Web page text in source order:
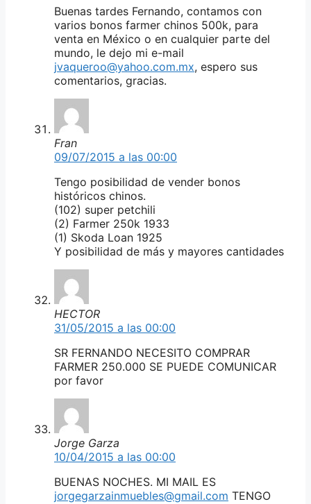
Buenas tardes Fernando, contamos con
varios bonos farmer chinos 500k, para
venta en México o en cualquier parte del
mundo, le dejo mi e-mail
jvaqueroo@yahoo.com.mx, espero sus
comentarios, gracias.
Fran
09/07/2015 a las 00:00
Tengo posibilidad de vender bonos
históricos chinos.
(102) super petchili
(2) Farmer 250k 1933
(1) Skoda Loan 1925
Y posibilidad de más y mayores cantidades
HECTOR
31/05/2015 a las 00:00
SR FERNANDO NECESITO COMPRAR
FARMER 250.000 SE PUEDE COMUNICAR
por favor
Jorge Garza
10/04/2015 a las 00:00
BUENAS NOCHES. MI MAIL ES
jorgegarzainmuebles@gmail.com TENGO